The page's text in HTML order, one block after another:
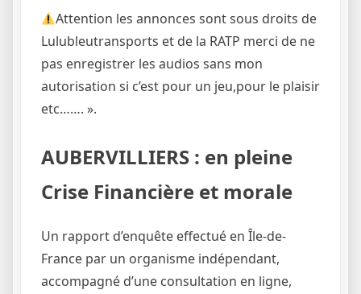
Attention les annonces sont sous droits de
Lulubleutransports et de la RATP merci de ne
pas enregistrer les audios sans mon
autorisation si c’est pour un jeu,pour le plaisir
etc……. ».
AUBERVILLIERS : en pleine
Crise Financière et morale
Un rapport d’enquête effectué en Île-de-
France par un organisme indépendant,
accompagné d’une consultation en ligne,